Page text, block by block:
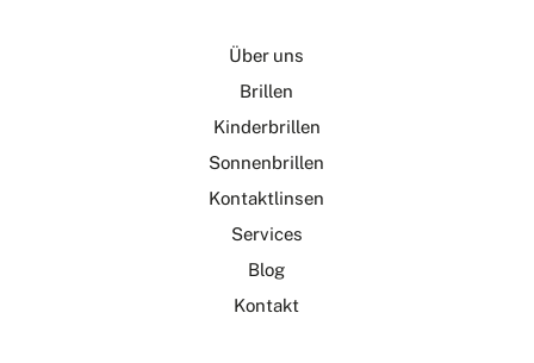
Über uns
Brillen
Kinderbrillen
Sonnenbrillen
Kontaktlinsen
Services
Blog
Kontakt